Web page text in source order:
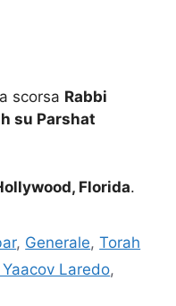
scorsa Rabbi
su Parshat
Florida.
, Generale,Torah
Laredo,